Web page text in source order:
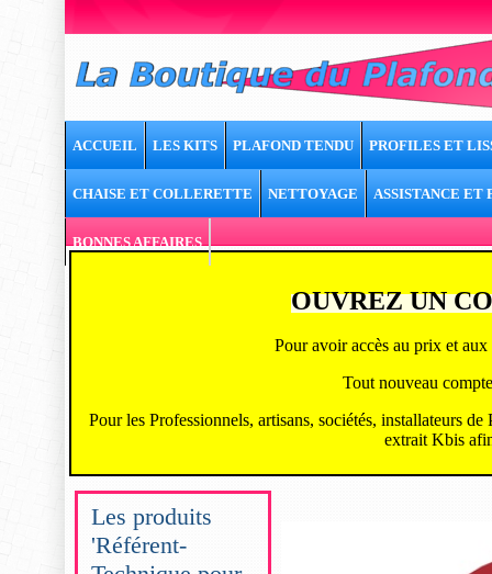
ACCUEIL LES KITS PLAFOND TENDU PROFILES ET
CHAISE ET COLLERETTE NETTOYAGE ASSISTANCE ET
BONNES AFFAIRES
OUVREZ UN
Pour avoir accès au prix et
Tout nouveau
Pour les Professionnels, artisans, sociétés, installateurs
extrait Kbis
Les produits
'Référent-